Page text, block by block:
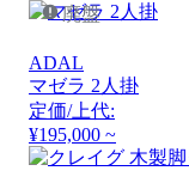
廃盤
ADAL
マゼラ 2人掛
定価/上代:
¥195,000 ~